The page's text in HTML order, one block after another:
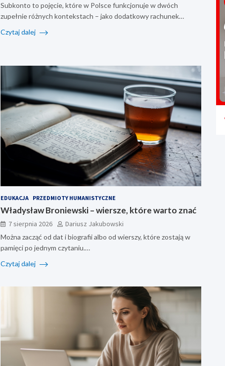
Subkonto to pojęcie, które w Polsce funkcjonuje w dwóch
zupełnie różnych kontekstach – jako dodatkowy rachunek…
Czytaj dalej
EDUKACJA PRZEDMIOTY HUMANISTYCZNE
Władysław Broniewski – wiersze, które warto znać
7 sierpnia 2026 Dariusz Jakubowski
Można zacząć od dat i biografii albo od wierszy, które zostają w
pamięci po jednym czytaniu.…
Czytaj dalej